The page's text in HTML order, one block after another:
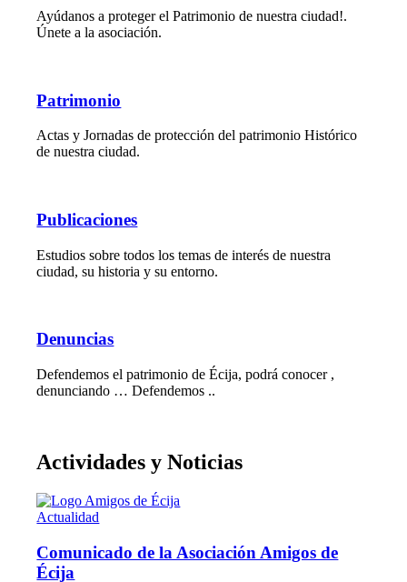
Ayúdanos a proteger el Patrimonio de nuestra ciudad!.
Únete a la asociación.
Patrimonio
Actas y Jornadas de protección del patrimonio Histórico
de nuestra ciudad.
Publicaciones
Estudios sobre todos los temas de interés de nuestra
ciudad, su historia y su entorno.
Denuncias
Defendemos el patrimonio de Écija, podrá conocer ,
denunciando … Defendemos ..
Actividades y Noticias
Actualidad
Comunicado de la Asociación Amigos de
Écija